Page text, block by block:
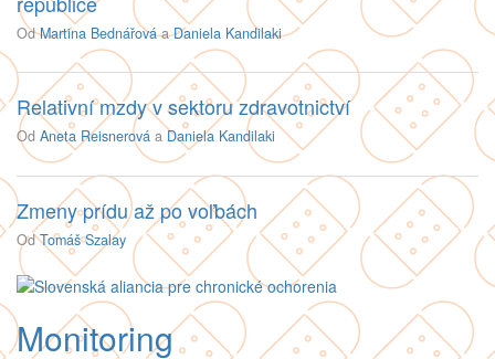
OdMartina BednářováaDaniela Kandilaki
Relativní mzdy v sektoru zdravotnictví
Od Aneta Reisnerová a Daniela Kandilaki
Zmeny prídu až po voľbách
OdTomáš Szalay
Monitoring